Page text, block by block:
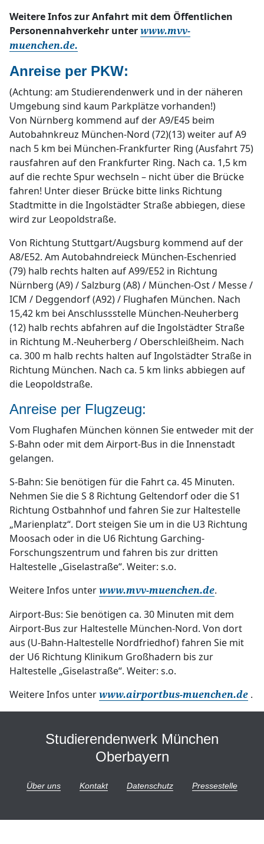
Weitere Infos zur Anfahrt mit dem Öffentlichen
Personennahverkehr unter www.mvv-
muenchen.de.
Anreise per PKW:
(Achtung: am Studierendenwerk und in der näheren
Umgebung sind kaum Parkplätze vorhanden!)
Von Nürnberg kommend auf der A9/E45 beim
Autobahnkreuz München-Nord (72)(13) weiter auf A9
nach 5 km bei München-Frankfurter Ring (Ausfahrt 75)
rausfahren auf den Frankfurter Ring. Nach ca. 1,5 km
auf die rechte Spur wechseln – nicht über die Brücke
fahren! Unter dieser Brücke bitte links Richtung
Stadtmitte in die Ingolstädter Straße abbiegen, diese
wird zur Leopoldstraße.
Von Richtung Stuttgart/Augsburg kommend auf der
A8/E52. Am Autobahndreieck München-Eschenried
(79) halb rechts halten auf A99/E52 in Richtung
Nürnberg (A9) / Salzburg (A8) / München-Ost / Messe /
ICM / Deggendorf (A92) / Flughafen München. Nach
15,42 km bei Anschlussstelle München-Neuherberg
(12) halb rechts abfahren auf die Ingolstädter Straße
in Richtung M.-Neuherberg / Oberschleißheim. Nach
ca. 300 m halb rechts halten auf Ingolstädter Straße in
Richtung München. Nach ca. 5 km links abbiegen auf
die Leopoldstraße.
Anreise per Flugzeug:
Vom Flughafen München können Sie entweder mit der
S-Bahn oder mit dem Airport-Bus in die Innenstadt
gelangen.
S-Bahn: Sie benötigen für die Fahrt ca. 45 Minuten.
Nehmen Sie die S 8 Richtung Geltendorf oder die S1
Richtung Ostbahnhof und fahren Sie zur Haltestelle
„Marienplatz“. Dort steigen Sie um in die U3 Richtung
Moosach oder in die U6 Richtung Garching-
Forschungszentrum und fahren bis zur dritten
Haltestelle „Giselastraße“. Weiter: s.o.
Weitere Infos unter www.mvv-muenchen.de.
Airport-Bus: Sie benötigen ca. 30 Minuten mit dem
Airport-Bus zur Haltestelle München-Nord. Von dort
aus (U-Bahn-Haltestelle Nordfriedhof) fahren Sie mit
der U6 Richtung Klinikum Großhadern bis zur
Haltestelle „Giselastraße“. Weiter: s.o.
Weitere Infos unter www.airportbus-muenchen.de .
Studierendenwerk München
Oberbayern
Über uns Kontakt Datenschutz Pressestelle